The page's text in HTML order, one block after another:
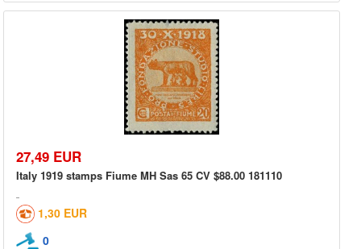
27,49 EUR
Italy 1919 stamps Fiume MH Sas 65 CV $88.00 181110
1,30 EUR
0